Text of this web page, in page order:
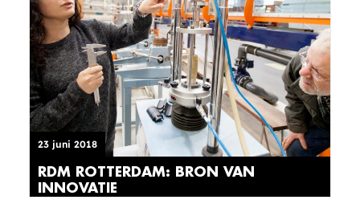
23 juni 2018
RDM ROTTERDAM: BRON VAN
INNOVATIE